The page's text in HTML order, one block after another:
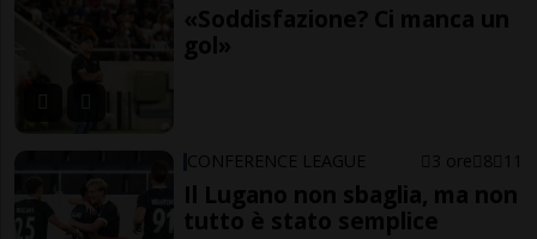
«Soddisfazione? Ci manca un
gol»
CONFERENCE LEAGUE 3 ore 8 11
Il Lugano non sbaglia, ma non
tutto è stato semplice